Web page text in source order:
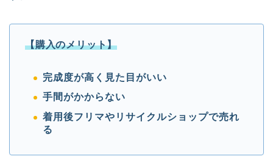
【購入のメリット】
完成度が高く見た目がいい
手間がかからない
着用後フリマやリサイクルショップで売れ
る